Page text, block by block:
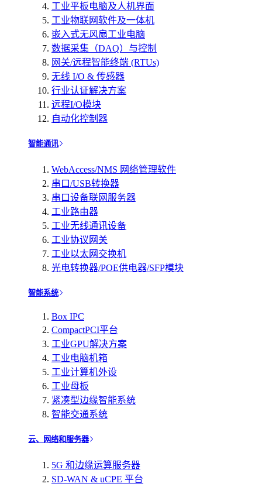
工业平板电脑及人机界面
工业物联网软件及一体机
嵌入式无风扇工业电脑
数据采集（DAQ）与控制
网关/远程智能终端 (RTUs)
无线 I/O & 传感器
行业认证解决方案
远程I/O模块
自动化控制器
智能通讯
WebAccess/NMS 网络管理软件
串口/USB转换器
串口设备联网服务器
工业路由器
工业无线通讯设备
工业协议网关
工业以太网交换机
光电转换器/POE供电器/SFP模块
智能系统
Box IPC
CompactPCI平台
工业GPU解决方案
工业电脑机箱
工业计算机外设
工业母板
紧凑型边缘智能系统
智能交通系统
云、网络和服务器
5G 和边缘运算服务器
SD-WAN & uCPE 平台